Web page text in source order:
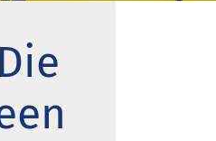
Gemeindeblatt